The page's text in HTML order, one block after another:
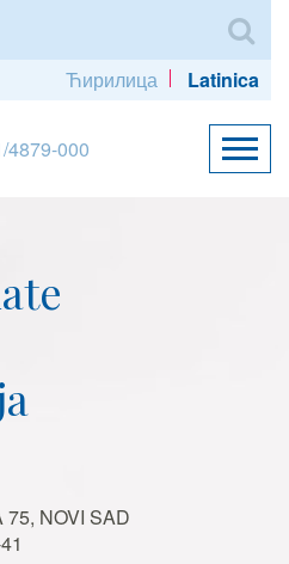
Ћирилица Latinica
4879-000
NOVI SAD